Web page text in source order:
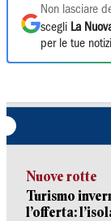
Non lasciare
scegli La
per le tue
Nuove rotte
Turismo
l’offerta: